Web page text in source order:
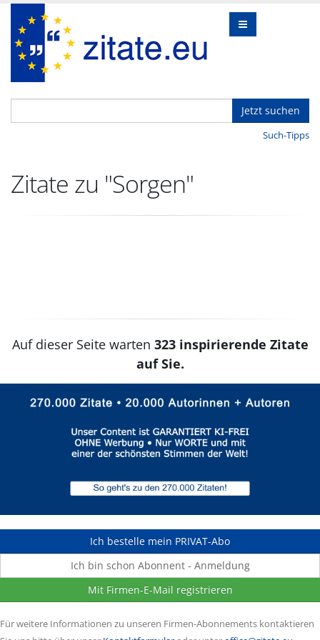
Jetzt suchen
Such-Tipps
Zitate zu "Sorgen"
Auf dieser Seite warten 323 inspirierende Zitate
auf Sie.
Ich bestelle mein PRIVAT-Abo
Ich bin schon Abonnent - Anmeldung
Mit Firmen-E-Mail registrieren
Für weitere Informationen zu unseren Firmen-Abonnements kontaktieren